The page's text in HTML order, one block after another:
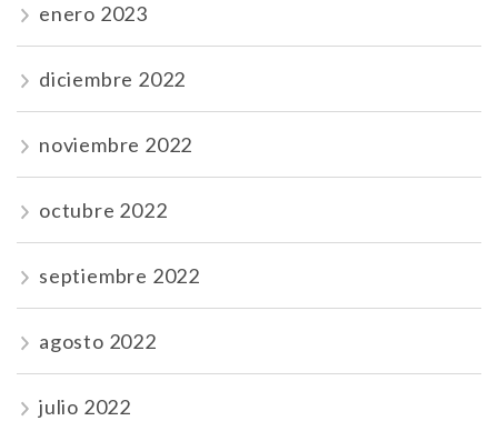
enero 2023
diciembre 2022
noviembre 2022
octubre 2022
septiembre 2022
agosto 2022
julio 2022